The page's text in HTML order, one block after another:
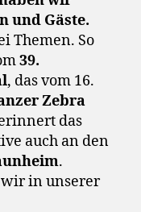
und Gäste.
Themen. So
39.
, das vom 16.
Zebra
das
auch an den
.
wir in unserer